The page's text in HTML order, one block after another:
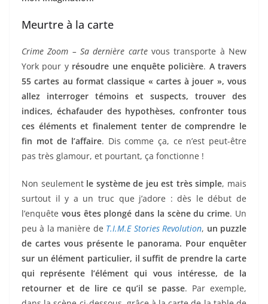
Meurtre à la carte
Crime Zoom – Sa dernière cartevous transporte à New
York pour y résoudre une enquête policière. A travers
55 cartes au format classique « cartes à jouer », vous
allez interroger témoins et suspects, trouver des
indices, échafauder des hypothèses, confronter tous
ces éléments et finalement tenter de comprendre le
fin mot de l’affaire. Dis comme ça, ce n’est peut-être
pas très glamour, et pourtant, ça fonctionne !
Non seulement le système de jeu est très simple, mais
surtout il y a un truc que j’adore : dès le début de
l’enquête vous êtes plongé dans la scène du crime. Un
peu à la manière de T.I.M.E Stories Revolution, un puzzle
de cartes vous présente le panorama. Pour enquêter
sur un élément particulier, il suffit de prendre la carte
qui représente l’élément qui vous intéresse, de la
retourner et de lire ce qu’il se passe. Par exemple,